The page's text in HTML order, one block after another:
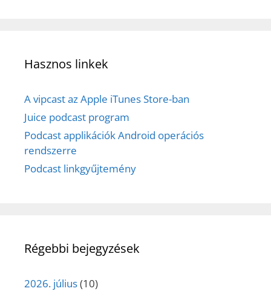
Hasznos linkek
A vipcast az Apple iTunes Store-ban
Juice podcast program
Podcast applikációk Android operációs
rendszerre
Podcast linkgyűjtemény
Régebbi bejegyzések
2026. július(10)